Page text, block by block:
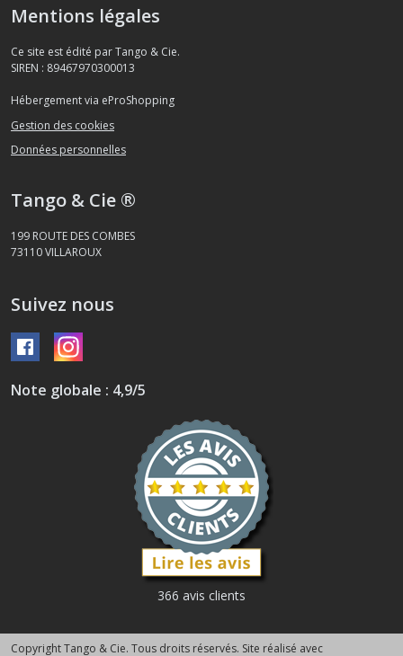
Mentions légales
Ce site est édité par Tango & Cie.
SIREN : 89467970300013
Hébergement via eProShopping
Gestion des cookies
Données personnelles
Tango & Cie ®
199 ROUTE DES COMBES
73110VILLAROUX
Suivez nous
Note globale : 4,9/5
366 avis clients
Copyright Tango & Cie. Tous droits réservés. Site réalisé avec